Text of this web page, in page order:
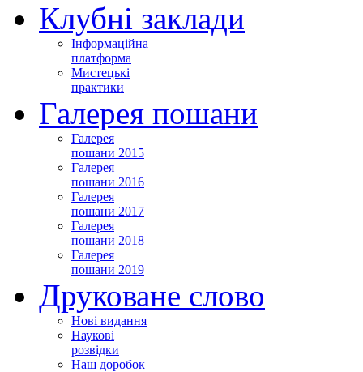
Клубні заклади
Інформаційна
платформа
Мистецькі
практики
Галерея пошани
Галерея
пошани 2015
Галерея
пошани 2016
Галерея
пошани 2017
Галерея
пошани 2018
Галерея
пошани 2019
Друковане слово
Нові видання
Наукові
розвідки
Наш доробок